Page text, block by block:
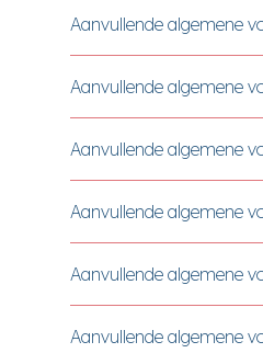
Aanvullende algemene
Aanvullende algemene
Aanvullende algemene
Aanvullende algemene
Aanvullende algemene
Aanvullende algemene